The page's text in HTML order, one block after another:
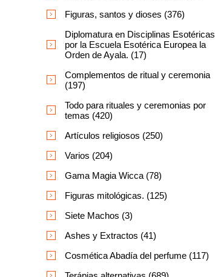
Figuras, santos y dioses (376)
Diplomatura en Disciplinas Esotéricas
por la Escuela Esotérica Europea la
Orden de Ayala. (17)
Complementos de ritual y ceremonia
(197)
Todo para rituales y ceremonias por
temas (420)
Artículos religiosos (250)
Varios (204)
Gama Magia Wicca (78)
Figuras mitológicas. (125)
Siete Machos (3)
Ashes y Extractos (41)
Cosmética Abadía del perfume (117)